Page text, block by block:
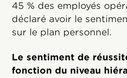
45 % des employés
déclaré avoir le
sur le plan personnel.
Le sentiment de
fonction du niveau